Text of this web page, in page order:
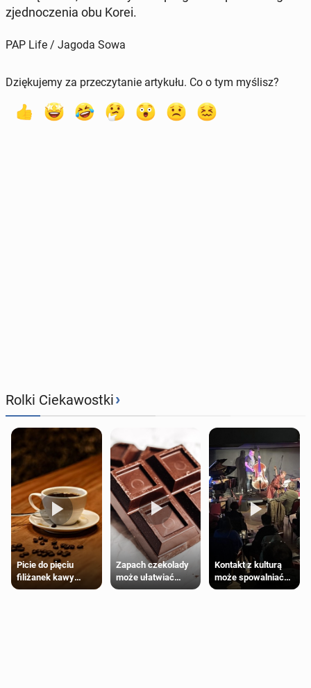
zjed­no­cze­nia obu Korei.
PAP Life / Jagoda Sowa
Dziękujemy za przeczytanie artykułu. Co o tym myślisz?
Rolki Ciekawostki›
Picie do pięciu
filiżanek kawy
dziennie jest
Zapach czekolady
może ułatwiać
trening siłowy
Kontakt z kulturą
może spowalniać
starzenie